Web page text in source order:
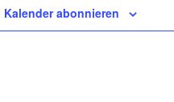
Kalender abonnieren